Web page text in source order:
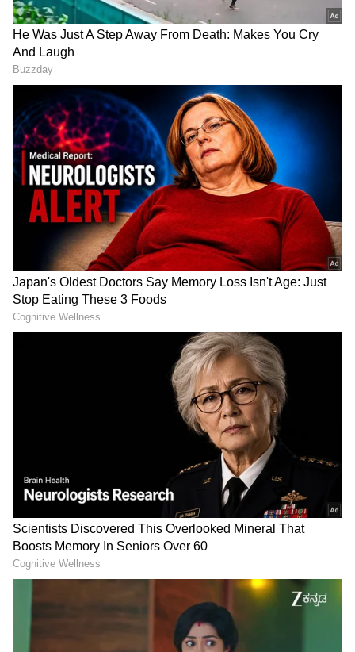
2
6
Image Credit :Getty
ಸೀನಿಗೆ ಕಾರಣಗಳೇನು?
ಧೂಳು ಮತ್ತು ಮಣ್ಣು, ಪರಾಗ (Pollen Allergy), ಶೀತ-
ನೆಗಡಿ ಅಥವಾ ವೈರಲ್ ಸೋಂಕು, ತೀಕ್ಷ್ಣವಾದ ಪರ್ಫ್ಯೂಮ್
ಅಥವಾ ರಾಸಾಯನಿಕದ ವಾಸನೆ, ಹೊಗೆ ಮತ್ತು ಮಾಲಿನ್ಯ,
ಸಾಕುಪ್ರಾಣಿಗಳ ಕೂದಲು, ಪ್ರಖರವಾದ ಬಿಸಿಲು (Photic
Sneezing), ತಣ್ಣನೆಯ ಗಾಳಿ, ಮಸಾಲೆಯುಕ್ತ ಆಹಾರ
ಸೇವನೆಯಿಂದಲೂ ಕೆಲವರಿಗೆ ಸೀನು ಬರುತ್ತದೆ.